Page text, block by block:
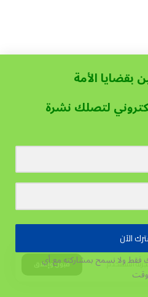
المستخدم. قبول وإغلاق
بقضايا الأمة
لتصلك نشرة
الآن
فقط ولا نسمح بمشاركته مع أي
وقت